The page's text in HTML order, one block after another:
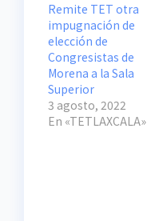
Remite TET otra
impugnación de
elección de
Congresistas de
Morena a la Sala
Superior
3 agosto, 2022
En «TETLAXCALA»